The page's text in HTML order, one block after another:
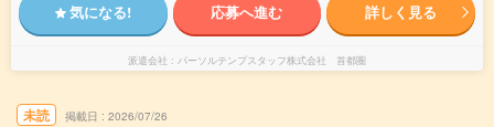
気になる! 応募へ進む 詳しく見る
派遣会社 パーソルテンプスタッフ株式会社 首都圏
未読 掲載日 2026/07/26